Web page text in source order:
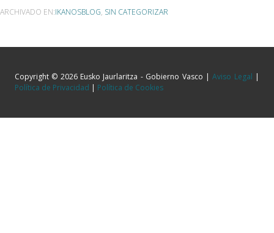
ARCHIVADO EN:IKANOSBLOG, SIN CATEGORIZAR
Copyright © 2026 Eusko Jaurlaritza - Gobierno Vasco |Aviso Legal |
Política de Privacidad | Política de Cookies